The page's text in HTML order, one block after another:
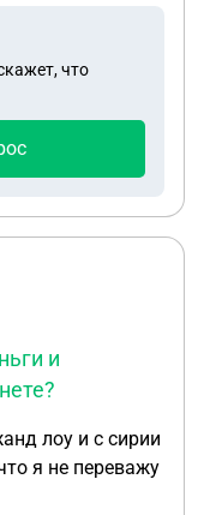
что
и
лоу и с сирии
я не переважу